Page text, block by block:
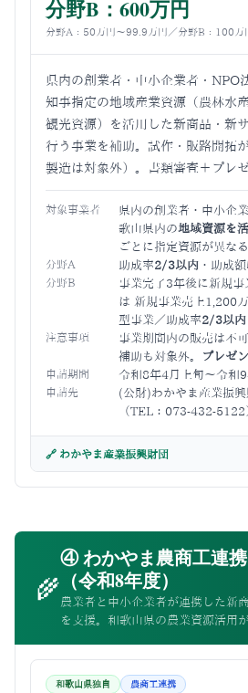
分野B：600万円
分野A：50万円〜99.9万円／分野B：100
県内の創業者・中小企業者・NPO
知事指定の地域産業資源（農林水
観光資源）を活用した新商品・新
行う事業を補助。試作・販路開拓
製造は対象外）。書類審査＋プレ
対象事業者
県内の創業者・中小企
歌山県内の地域資源を
ごとに指定資源が異なる
分野A 助成率2/3以内 ・助成額
分野B
事業完了3年後に新規
は 新規事業売上1,200
型事業／助成率2/3以内
注意事項
事業期間内の販売は不
補助も対象外。
プレゼ
申請期間 令和8年4月上旬〜令和
申請先
(公財)わかやま産業振
（TEL：073-432-5122
🔗 わかやま産業振興財団
🌾
④ わかやま農商工連
（令和8年度）
農業者と中小企業者が連携した新
を支援。和歌山県の農業資源活用
和歌山県独自 農商工連携